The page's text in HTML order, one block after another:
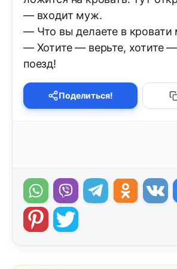
— входит муж.
— Что вы делаете в
— Хотите — верьте, хотите
поезд!
Поделиться!